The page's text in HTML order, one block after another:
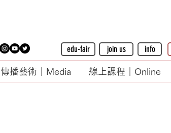
edu-fair join us info
傳播藝術｜Media 線上課程｜Online